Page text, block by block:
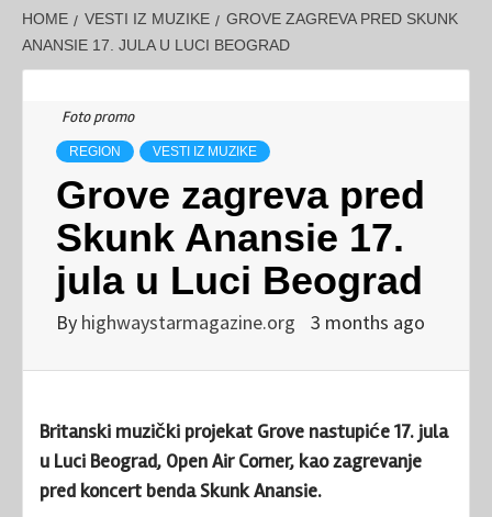
HOME VESTI IZ MUZIKE
GROVE ZAGREVA PRED SKUNK
ANANSIE 17. JULA U LUCI BEOGRAD
Foto promo
REGION VESTI IZ MUZIKE
Grove zagreva pred
Skunk Anansie 17.
jula u Luci Beograd
By highwaystarmagazine.org 3 months ago
Britanski muzički projekat Grove nastupiće 17. jula
u Luci Beograd, Open Air Corner, kao zagrevanje
pred koncert benda Skunk Anansie.